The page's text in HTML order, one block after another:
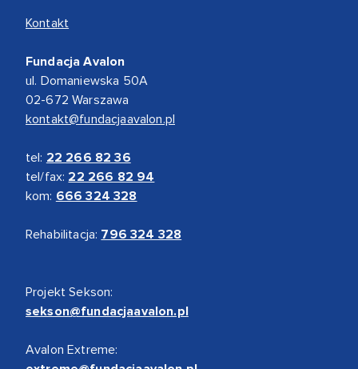
Kontakt
Fundacja Avalon
ul. Domaniewska 50A
02-672 Warszawa
kontakt@fundacjaavalon.pl
tel: 22 266 82 36
tel/fax: 22 266 82 94
kom: 666 324 328
Rehabilitacja: 796 324 328
Projekt Sekson:
sekson@fundacjaavalon.pl
Avalon Extreme: